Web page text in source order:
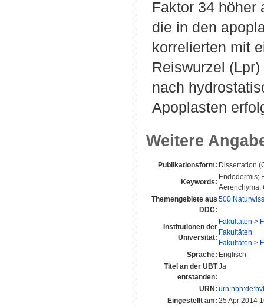
Faktor 34 höher
die in den
korrelierten mit
Reiswurzel
nach
Apoplasten
Weitere
Publikationsform: Dissertation
Keywords:
Endodermis;
Aerenchyma;
Themengebiete aus
DDC:
500
Institutionen der
Universität:
Fakultäten >
Fakultäten
Fakultäten >
Sprache: Englisch
Titel an der UBT
entstanden:
Ja
URN:
Eingestellt am: 25 Apr 2014